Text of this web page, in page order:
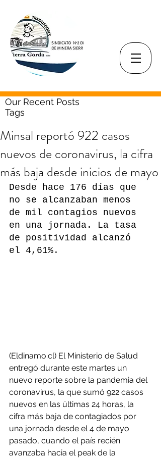
Our Recent Posts
Tags
Minsal reportó 922 casos
nuevos de coronavirus, la cifra
más baja desde inicios de mayo
Desde hace 176 días que
no se alcanzaban menos
de mil contagios nuevos
en una jornada. La tasa
de positividad alcanzó
el 4,61%.
(Eldinamo.cl) El Ministerio de Salud
entregó durante este martes un
nuevo reporte sobre la pandemia del
coronavirus, la que sumó 922 casos
nuevos en las últimas 24 horas, la
cifra más baja de contagiados por
una jornada desde el 4 de mayo
pasado, cuando el país recién
avanzaba hacia el peak de la